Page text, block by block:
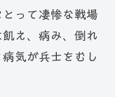
って凄惨な戦場
え、病み、倒れ
気が兵士をむし